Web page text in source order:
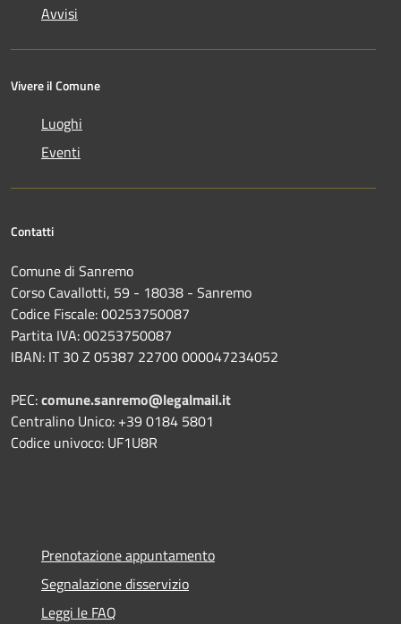
Avvisi
Vivere il Comune
Luoghi
Eventi
Contatti
Comune di Sanremo
Corso Cavallotti, 59 - 18038 - Sanremo
Codice Fiscale: 00253750087
Partita IVA: 00253750087
IBAN: IT 30 Z 05387 22700 000047234052
PEC:comune.sanremo@legalmail.it
Centralino Unico: +39 0184 5801
Codice univoco: UF1U8R
Prenotazione appuntamento
Segnalazione disservizio
Leggi le FAQ